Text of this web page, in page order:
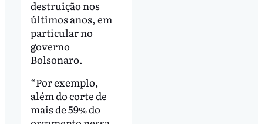
destruição nos
últimos anos, em
particular no
governo
Bolsonaro.
“Por exemplo,
além do corte de
mais de 59% do